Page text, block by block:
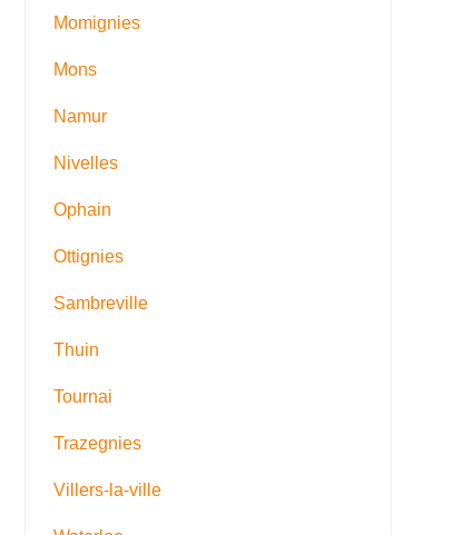
Momignies
Mons
Namur
Nivelles
Ophain
Ottignies
Sambreville
Thuin
Tournai
Trazegnies
Villers-la-ville